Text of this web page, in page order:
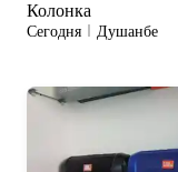
Колонка
Сегодня Душанбе